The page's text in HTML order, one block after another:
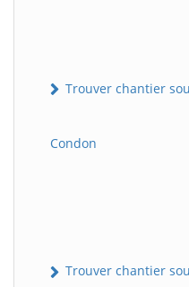
Trouver chantier
Condon
Trouver chantier